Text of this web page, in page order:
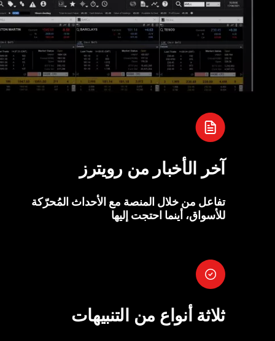
آخر الأخبار من رويترز
تفاعل من خلال المنصة مع الأحداث المُحرّكة
للأسواق، أينما احتجت إليها
ثلاثة أنواع من التنبيهات